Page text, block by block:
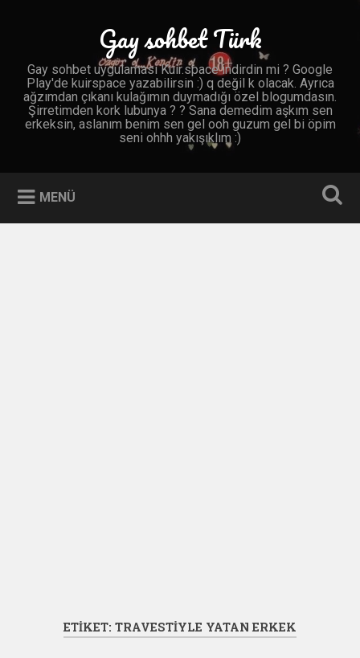
Gay sohbet Türk
Gay sohbet uygulaması Kuir.space indirdin mi ? Google
Play'de kuirspace yazabilirsin :) q değil k olacak. Ayrıca
ağzımdan çıkanı kulağımın duymadığı özel blogumdasın.
Şirretimden kork lubunya ? ? Sana demedim aşkım sen
erkeksin, aslanım benim sen gel ooh guzum gel bi öpim
seni ohhh yakışıklım :)
MENÜ
ETIKET: TRAVESTIYLE YATAN ERKEK